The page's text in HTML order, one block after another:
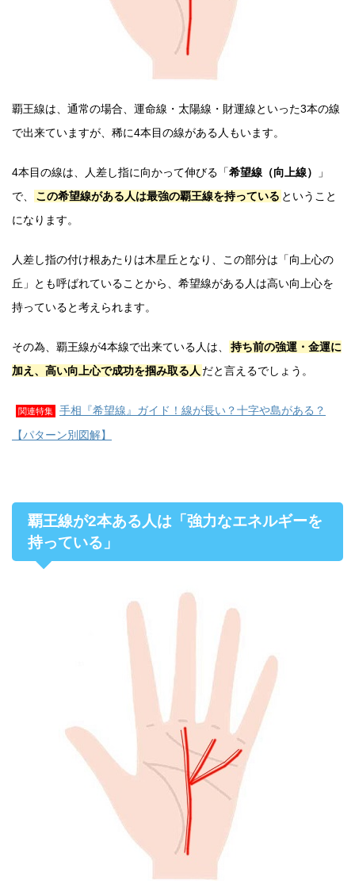
覇王線は、通常の場合、運命線・太陽線・財運線といった3本の線
で出来ていますが、稀に4本目の線がある人もいます。
4本目の線は、人差し指に向かって伸びる「希望線（向上線）
」
で、
この希望線がある人は最強の覇王線を持っている ということ
になります。
人差し指の付け根あたりは木星丘となり、この部分は「向上心の
丘」とも呼ばれていることから、希望線がある人は高い向上心を
持っていると考えられます。
その為、覇王線が4本線で出来ている人は、
持ち前の強運・金運に
加え、高い向上心で成功を掴み取る人 だと言えるでしょう。
関連特集
手相『希望線』ガイド！線が長い？十字や島がある？
【パターン別図解】
覇王線が2本ある人は「強力なエネルギーを
持っている」